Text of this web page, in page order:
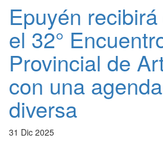
Epuyén
el 32°
Provincial de
con una
diversa
31 Dic 2025